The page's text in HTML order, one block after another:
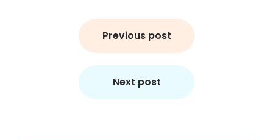
Previous post
Next post